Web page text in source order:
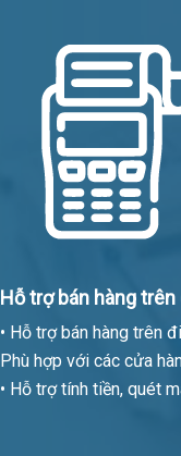
Hỗ trợ bán hàng
• Hỗ trợ bán hàng trên
Phù hợp với các cửa
• Hỗ trợ tính tiền, quét